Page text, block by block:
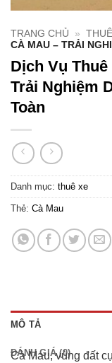
TRANG CHỦ »
CÀ MAU – TRẢI
Dịch Vụ
Trải Nghiệm
Toàn
Danh mục: thuê xe
Thẻ: Cà Mau
MÔ TẢ
ĐÁNH GIÁ (0)
Cà Mau, vùng đất